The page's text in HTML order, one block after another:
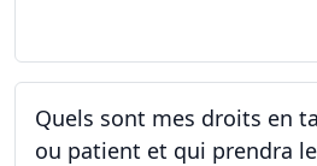
Quels sont mes droits en
ou patient et qui prendra